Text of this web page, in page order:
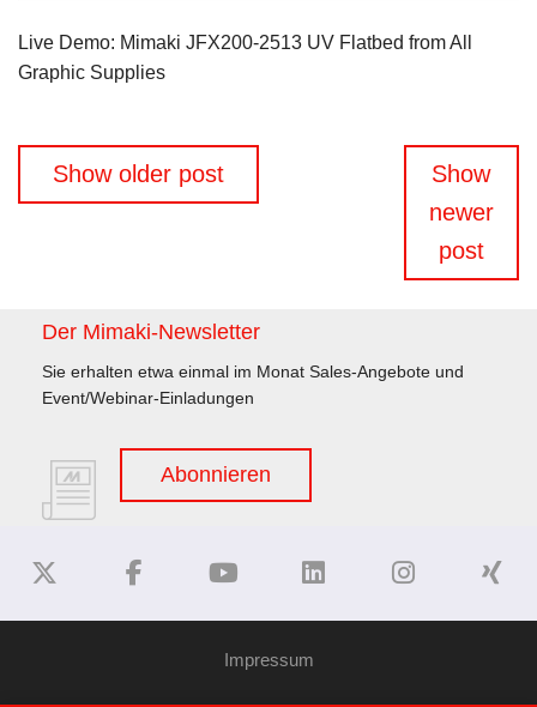
Live Demo: Mimaki JFX200-2513 UV Flatbed from All
Graphic Supplies
Beitragsnavigation
Show older post
Show
newer
post
Der Mimaki-Newsletter
Sie erhalten etwa einmal im Monat Sales-Angebote und
Event/Webinar-Einladungen
Abonnieren
Impressum